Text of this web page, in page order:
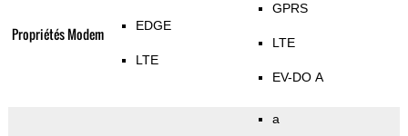
Propriétés Modem EDGE
LTE
GPRS
LTE
EV-DO A
a